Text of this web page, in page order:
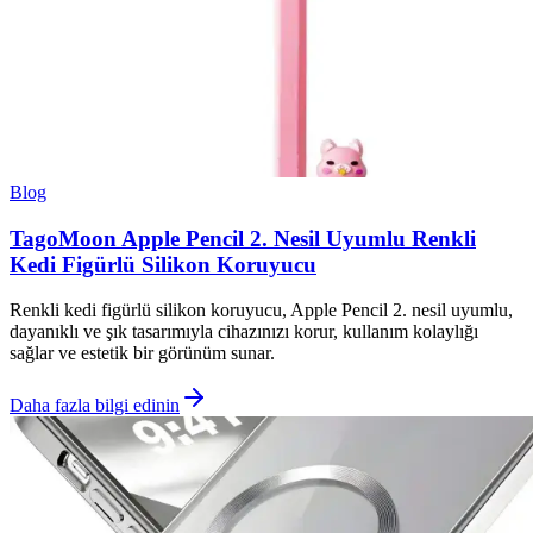
Blog
TagoMoon Apple Pencil 2. Nesil Uyumlu Renkli
Kedi Figürlü Silikon Koruyucu
Renkli kedi figürlü silikon koruyucu, Apple Pencil 2. nesil uyumlu,
dayanıklı ve şık tasarımıyla cihazınızı korur, kullanım kolaylığı
sağlar ve estetik bir görünüm sunar.
Daha fazla bilgi edinin